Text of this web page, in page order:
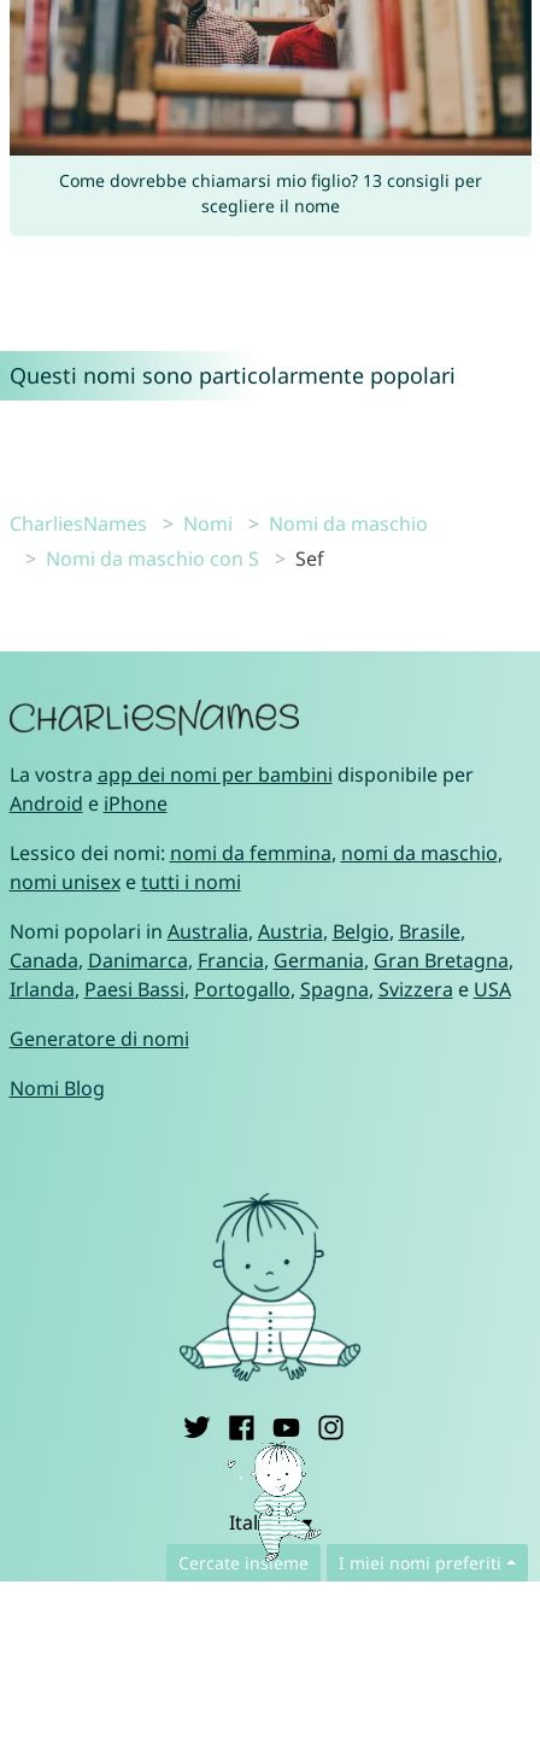
Come dovrebbe chiamarsi mio figlio? 13 consigli per
scegliere il nome
Questi nomi sono particolarmente popolari
CharliesNames Nomi
Nomi da maschio
Nomi da maschio con S
Sef
Cercate insieme I miei nomi preferiti
La vostra app dei nomi per bambini disponibile per
Android e iPhone
Lessico dei nomi: nomi da femmina, nomi da maschio,
nomi unisexetutti i nomi
Nomi popolari in Australia, Austria, Belgio, Brasile,
Canada, Danimarca, Francia, Germania, Gran Bretagna,
Irlanda, Paesi Bassi, Portogallo, Spagna, Svizzera e USA
Generatore di nomi
Nomi Blog
Italiano ▾